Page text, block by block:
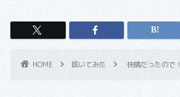
HOME 呟いてみた 快晴だったので！